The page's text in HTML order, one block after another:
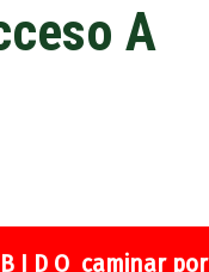
A
I D O caminar por